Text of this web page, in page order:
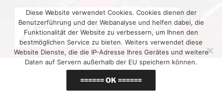
springen
Menü
Diese Website verwendet Cookies. Cookies dienen der
Benutzerführung und der Webanalyse und helfen dabei, die
Funktionalität der Website zu verbessern, um Ihnen den
bestmöglichen Service zu bieten. Weiters verwendet diese
Website Dienste, die die IP-Adresse Ihres Gerätes und weitere
Daten auf Servern außerhalb der EU speichern können.
====== OK ======